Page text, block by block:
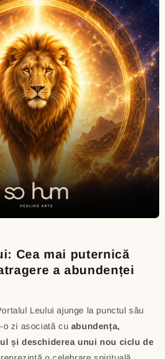
Cea mai puternică
a abundenței
Leului ajunge la punctul său
zi asociată cu abundența,
și deschiderea unui nou ciclu de